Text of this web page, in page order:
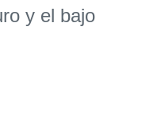
y el bajo